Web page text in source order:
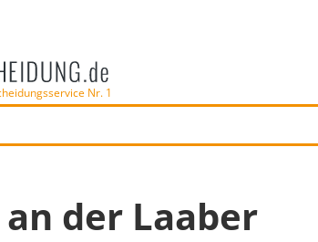
Nr. 1
der Laaber